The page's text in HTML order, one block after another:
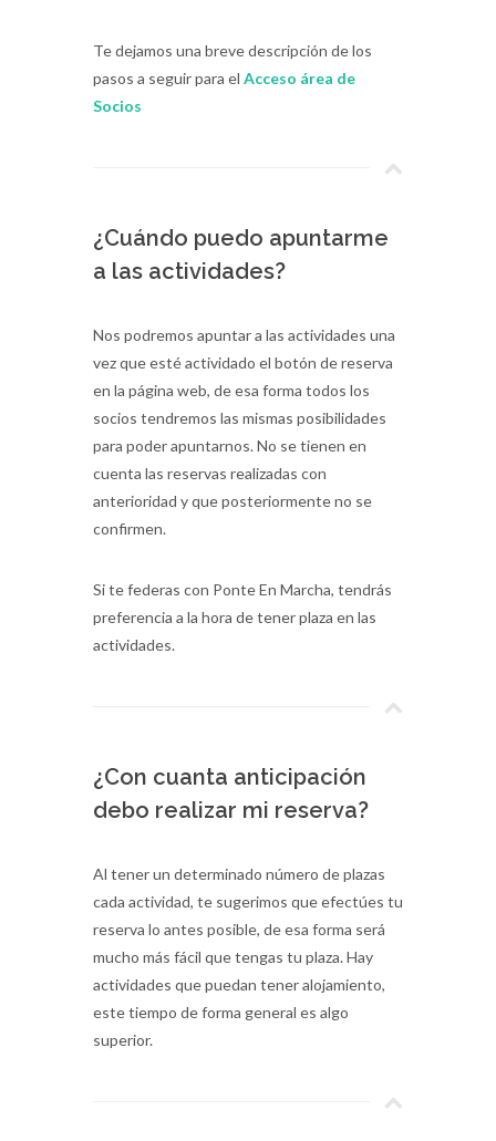
Te dejamos una breve descripción de los
pasos a seguir para el Acceso área de
Socios
¿Cuándo puedo apuntarme
a las actividades?
Nos podremos apuntar a las actividades una
vez que esté actividado el botón de reserva
en la página web, de esa forma todos los
socios tendremos las mismas posibilidades
para poder apuntarnos. No se tienen en
cuenta las reservas realizadas con
anterioridad y que posteriormente no se
confirmen.
Si te federas con Ponte En Marcha, tendrás
preferencia a la hora de tener plaza en las
actividades.
¿Con cuanta anticipación
debo realizar mi reserva?
Al tener un determinado número de plazas
cada actividad, te sugerimos que efectúes tu
reserva lo antes posible, de esa forma será
mucho más fácil que tengas tu plaza. Hay
actividades que puedan tener alojamiento,
este tiempo de forma general es algo
superior.